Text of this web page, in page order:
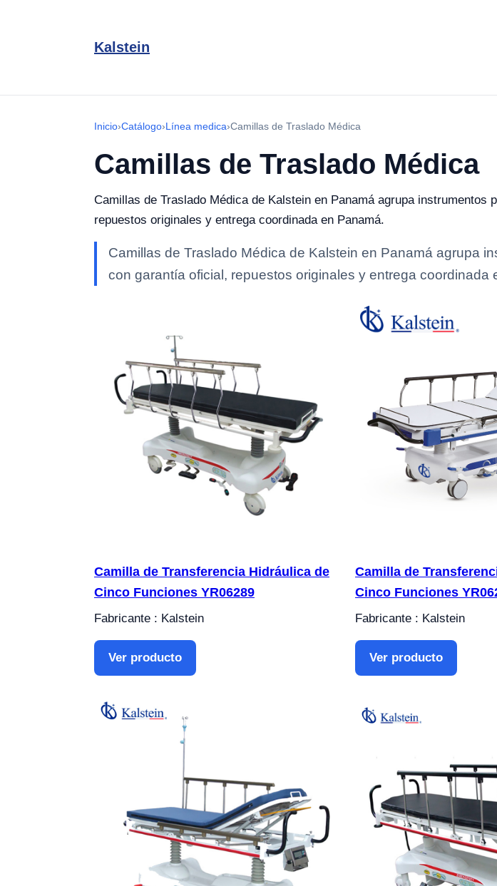
Kalstein
Inicio›Catálogo›Línea medica›Camillas de Traslado Médica
Camillas de Traslado Médica
Camillas de Traslado Médica de Kalstein en Panamá agrupa
repuestos originales y entrega coordinada en Panamá.
Camillas de Traslado Médica de Kalstein en Panamá agrupa
con garantía oficial, repuestos originales y entrega coordinada
Camilla de Transferencia Hidráulica de
Cinco Funciones YR06289
Fabricante : Kalstein
Ver producto
Camilla de
Cinco Funciones
Fabricante : Kalstein
Ver producto